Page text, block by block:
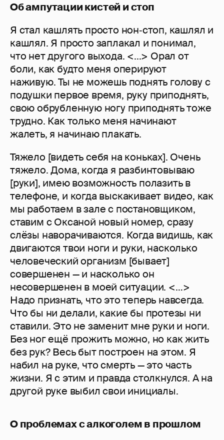
Об ампутации кистей и стоп
Я стал кашлять просто нон‑стоп, кашлял и
кашлял. Я просто заплакал и понимал,
что нет другого выхода. <...> Орал от
боли, как будто меня оперируют
наживую. Ты не можешь поднять голову с
подушки первое время, руку приподнять,
свою обрубленную ногу приподнять тоже
трудно. Как только меня начинают
жалеть, я начинаю плакать.
Тяжело [видеть себя на коньках]. Очень
тяжело. Дома, когда я разбинтовываю
[руки], имею возможность полазить в
телефоне, и когда выскакивает видео, как
мы работаем в зале с постановщиком,
ставим с Оксаной новый номер, сразу
слёзы наворачиваются. Когда видишь, как
двигаются твои ноги и руки, насколько
человеческий организм [бывает]
совершенен — и насколько он
несовершенен в моей ситуации. <…>
Надо признать, что это теперь навсегда.
Что бы ни делали, какие бы протезы ни
ставили. Это не заменит мне руки и ноги.
Без ног ещё прожить можно, но как жить
без рук? Весь быт построен на этом. Я
набил на руке, что смерть — это часть
жизни. Я с этим и правда столкнулся. А на
другой руке выбил свои инициалы.
О проблемах с алкоголем в прошлом